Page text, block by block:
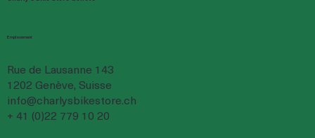
Emplacement
Rue de Lausanne 143
1202 Genève, Suisse
info@charlysbikestore.ch
+ 41 (0)22 779 10 20